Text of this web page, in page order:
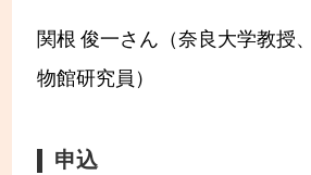
関根 俊一さん（奈良大学教授
物館研究員）
申込